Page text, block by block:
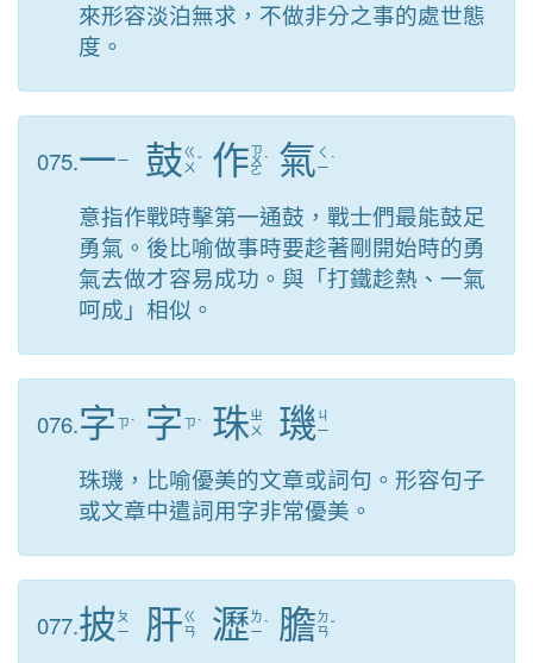
來形容淡泊無求，不做非分之事的處世態
度。
075.一ㄧ 鼓ㄍ
ㄨ ˇ 作ㄗ
ㄨ
ㄛ
ˋ 氣 ㄑ
ㄧˋ
意指作戰時擊第一通鼓，戰士們最能鼓足
勇氣。後比喻做事時要趁著剛開始時的勇
氣去做才容易成功。與「打鐵趁熱、一氣
呵成」相似。
076.字 ㄗˋ 字 ㄗˋ 珠ㄓ
ㄨ
璣ㄐ
ㄧ
珠璣，比喻優美的文章或詞句。形容句子
或文章中遣詞用字非常優美。
077.披 ㄆ
ㄧ
肝ㄍ
ㄢ
瀝ㄌ
ㄧˋ 膽 ㄉ
ㄢˇ